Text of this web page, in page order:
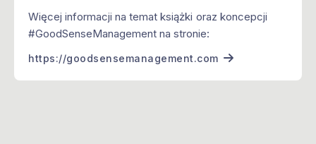
Więcej informacji na temat książki oraz koncepcji
#GoodSenseManagement na stronie:
https://goodsensemanagement.com